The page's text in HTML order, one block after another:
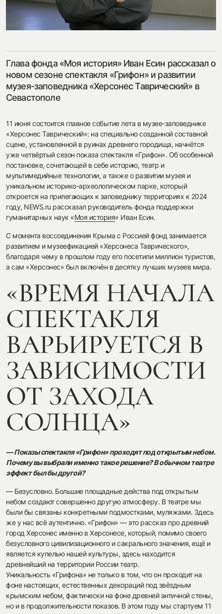
my.history.fond@bk.ru
смотреть
Глава фонда «Моя история» Иван Есин рассказал о
новом сезоне спектакля «Грифон» и развитии
музея-заповедника «Херсонес Таврический» в
Севастополе
11 июня состоится главное событие лета в музее-заповеднике
«Херсонес Таврический»: на специально созданной составной
сцене, установленной в руинах древнего городища, начнётся
уже четвёртый сезон показа спектакля «Грифон». Об особенной
постановке, сочетающей в себе историю, театр и
мультимедийные технологии, а также о развитии музея и
уникальном историко-археологическом парке, который
откроется на прилегающих к заповеднику территориях к 2024
году, NEWS.ru рассказал руководитель фонда поддержки
гуманитарных наук «Моя история» Иван Есин.
С момента воссоединения Крыма с Россией фонд занимается
развитием и музеефикацией «Херсонеса Таврического»,
благодаря чему в прошлом году его посетили миллион туристов,
а сам «Херсонес» был включён в десятку лучших музеев мира.
«ВРЕМЯ НАЧАЛА
СПЕКТАКЛЯ
ВАРЬИРУЕТСЯ В
ЗАВИСИМОСТИ
ОТ ЗАХОДА
СОЛНЦА»
— Показы спектакля «Грифон» проходят под открытым небом.
Почему вы выбрали именно такое решение? В обычном театре
эффект был бы другой?
— Безусловно. Большие площадные действа под открытым
небом создают совершенно другую атмосферу. В театре мы
были бы связаны конкретными подмостками, муляжами. Здесь
же у нас всё аутентично. «Грифон» — это рассказ про древний
город Херсонес именно в Херсонесе, который, помимо своего
безусловного цивилизационного и сакрального значения, ещё и
является купелью нашей культуры, здесь находится
древнейший на территории России театр.
Уникальность «Грифона» не только в том, что он проходит на
фоне настоящих, естественных декораций под звёздным
крымским небом, фактически на фоне древней античной стены,
но и в продолжительности показов. В этом году мы стартуем 11